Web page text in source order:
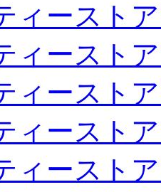
ィースト
ィースト
ィースト
ィースト
ィースト